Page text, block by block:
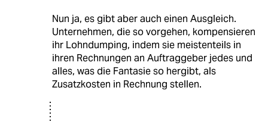
Nun ja, es gibt aber auch einen Ausgleich.
Unternehmen, die so vorgehen, kompensieren
ihr Lohndumping, indem sie meistenteils in
ihren Rechnungen an Auftraggeber jedes und
alles, was die Fantasie so hergibt, als
Zusatzkosten in Rechnung stellen.